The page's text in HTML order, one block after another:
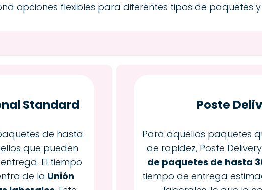
opciones flexibles para diferentes tipos de paquetes
Standard
de hasta
que pueden
El tiempo
de la Unión
Poste
Para aquellos paquetes
de rapidez, Poste
de paquetes de hasta
tiempo de entrega